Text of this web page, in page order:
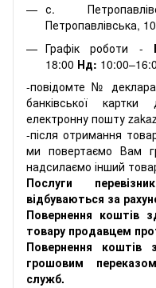
с.
Петропавлівська,
Графік роботи -
18:00 Нд:
-повідомте №
банківської
електронну пошту
-після отримання
ми повертаємо Вам
надсилаємо інший
Послуги
відбуваються за
Повернення коштів
товару продавцем
Повернення коштів
грошовим
служб.